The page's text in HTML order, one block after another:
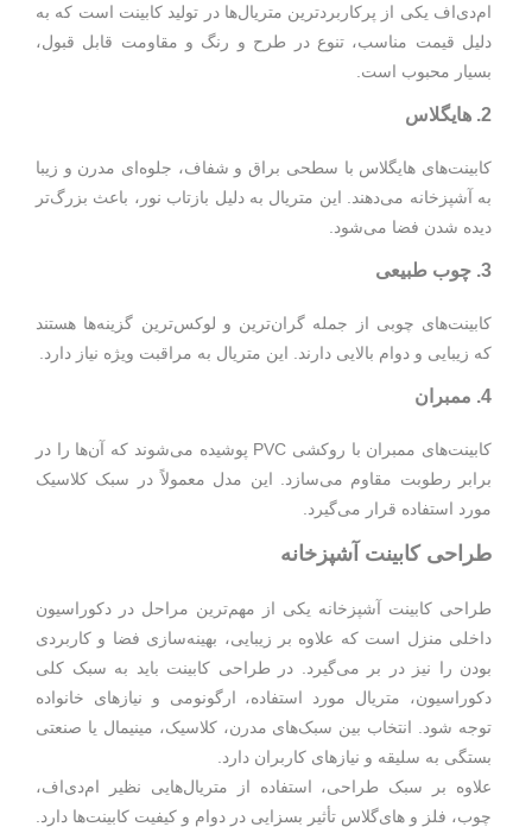
ام‌دی‌اف یکی از پرکاربردترین متریال‌ها در تولید کابینت است که به
دلیل قیمت مناسب، تنوع در طرح و رنگ و مقاومت قابل قبول،
بسیار محبوب است.
2. هایگلاس
کابینت‌های هایگلاس با سطحی براق و شفاف، جلوه‌ای مدرن و زیبا
به آشپزخانه می‌دهند. این متریال به دلیل بازتاب نور، باعث بزرگ‌تر
دیده شدن فضا می‌شود.
3. چوب طبیعی
کابینت‌های چوبی از جمله گران‌ترین و لوکس‌ترین گزینه‌ها هستند
که زیبایی و دوام بالایی دارند. این متریال به مراقبت ویژه نیاز دارد.
4. ممبران
کابینت‌های ممبران با روکشی PVC پوشیده می‌شوند که آن‌ها را در
برابر رطوبت مقاوم می‌سازد. این مدل معمولاً در سبک کلاسیک
مورد استفاده قرار می‌گیرد.
طراحی کابینت آشپزخانه
طراحی کابینت آشپزخانه یکی از مهم‌ترین مراحل در دکوراسیون
داخلی منزل است که علاوه بر زیبایی، بهینه‌سازی فضا و کاربردی
بودن را نیز در بر می‌گیرد. در طراحی کابینت باید به سبک کلی
دکوراسیون، متریال مورد استفاده، ارگونومی و نیازهای خانواده
توجه شود. انتخاب بین سبک‌های مدرن، کلاسیک، مینیمال یا صنعتی
بستگی به سلیقه و نیازهای کاربران دارد.
علاوه بر سبک طراحی، استفاده از متریال‌هایی نظیر ام‌دی‌اف،
چوب، فلز و های‌گلاس تأثیر بسزایی در دوام و کیفیت کابینت‌ها دارد.